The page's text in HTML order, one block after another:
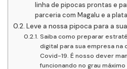
linha de pipocas prontas e
parceria com Magalu e a
Leve a nossa pipoca para a
Saiba como preparar
digital para sua empresa na
Covid-19. É nosso dever
funcionando no grau